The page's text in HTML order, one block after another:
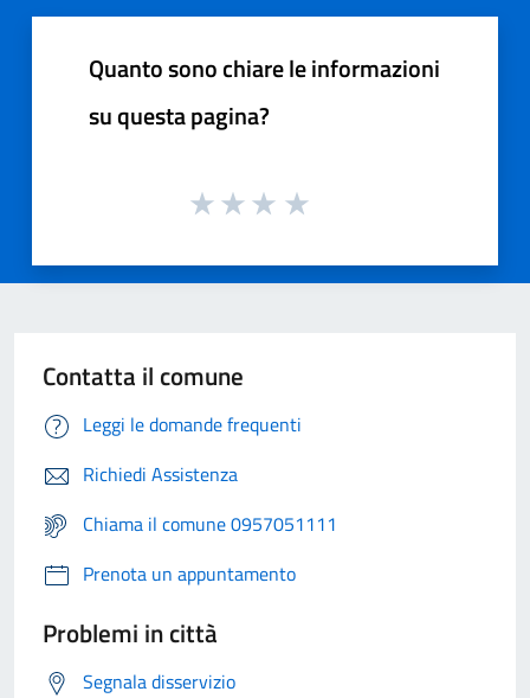
Quanto sono chiare le informazioni
su questa pagina?
Contatta il comune
Leggi le domande frequenti
Richiedi Assistenza
Chiama il comune 0957051111
Prenota un appuntamento
Problemi in città
Segnala disservizio